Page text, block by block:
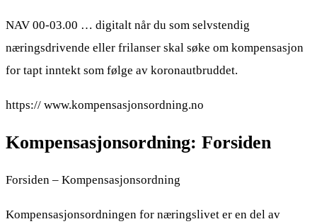
NAV 00-03.00 … digitalt når du som selvstendig
næringsdrivende eller frilanser skal søke om kompensasjon
for tapt inntekt som følge av koronautbruddet.
https:// www.kompensasjonsordning.no
Kompensasjonsordning: Forsiden
Forsiden – Kompensasjonsordning
Kompensasjonsordningen for næringslivet er en del av